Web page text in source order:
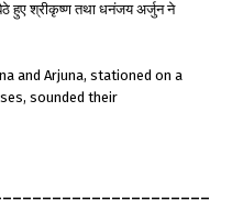
हुए श्रीकृष्ण तथा धनंजय अर्जुन ने
and Arjuna, stationed on a
sounded their